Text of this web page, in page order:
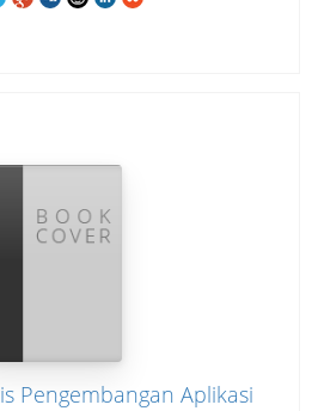
Pengembangan Aplikasi